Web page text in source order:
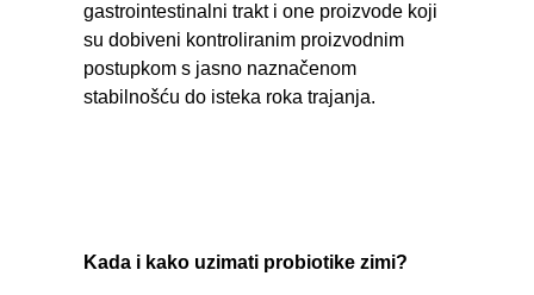
gastrointestinalni trakt i one proizvode koji
su dobiveni kontroliranim proizvodnim
postupkom s jasno naznačenom
stabilnošću do isteka roka trajanja.
Kada i kako uzimati probiotike zimi?